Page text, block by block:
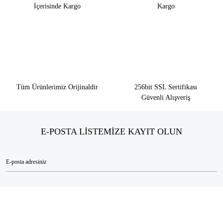
İçerisinde Kargo
Kargo
Tüm Ürünlerimiz Orijinaldir
256bit SSL Sertifikası
Güvenli Alışveriş
E-POSTA LİSTEMİZE KAYIT OLUN